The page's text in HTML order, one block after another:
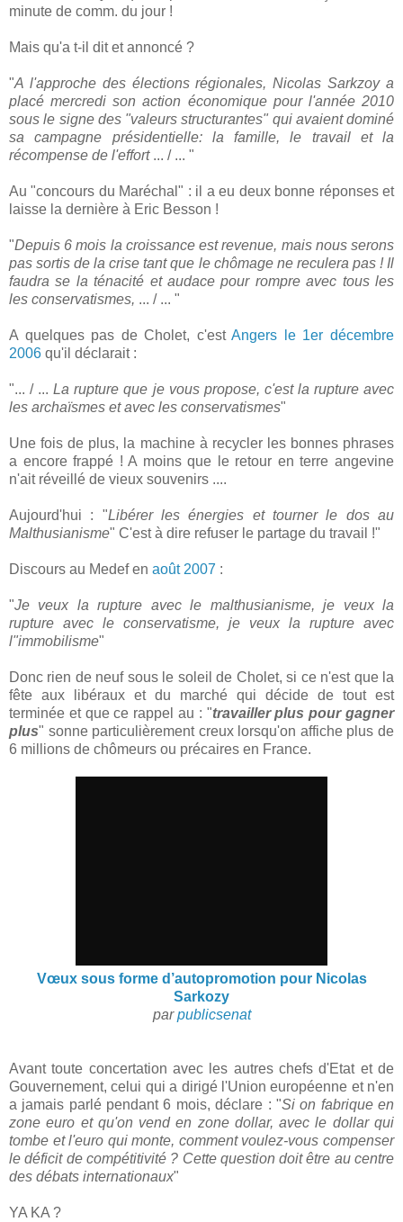
minute de comm. du jour !
Mais qu'a t-il dit et annoncé ?
"A l'approche des élections régionales, Nicolas Sarkzoy a
placé mercredi son action économique pour l'année 2010
sous le signe des "valeurs structurantes" qui avaient dominé
sa campagne présidentielle: la famille, le travail et la
récompense de l'effort... / ... "
Au "concours du Maréchal" : il a eu deux bonne réponses et
laisse la dernière à Eric Besson !
"Depuis 6 mois la croissance est revenue, mais nous serons
pas sortis de la crise tant que le chômage ne reculera pas ! Il
faudra se la ténacité et audace pour rompre avec tous les
les conservatismes, ... / ... "
A quelques pas de Cholet, c'estAngers le 1er décembre
2006 qu'il déclarait :
"... / ...La rupture que je vous propose, c'est la rupture avec
les archaïsmes et avec les conservatismes"
Une fois de plus, la machine à recycler les bonnes phrases
a encore frappé ! A moins que le retour en terre angevine
n'ait réveillé de vieux souvenirs ....
Aujourd'hui : "Libérer les énergies et tourner le dos au
Malthusianisme" C'est à dire refuser le partage du travail !"
Discours au Medef en août 2007 :
"Je veux la rupture avec le malthusianisme, je veux la
rupture avec le conservatisme, je veux la rupture avec
l"immobilisme"
Donc rien de neuf sous le soleil de Cholet, si ce n'est que la
fête aux libéraux et du marché qui décide de tout est
terminée et que ce rappel au : "travailler plus pour gagner
plus" sonne particulièrement creux lorsqu'on affiche plus de
6 millions de chômeurs ou précaires en France.
Vœux sous forme d’autopromotion pour Nicolas
Sarkozy
parpublicsenat
Avant toute concertation avec les autres chefs d'Etat et de
Gouvernement, celui qui a dirigé l'Union européenne et n'en
a jamais parlé pendant 6 mois, déclare : "Si on fabrique en
zone euro et qu'on vend en zone dollar, avec le dollar qui
tombe et l'euro qui monte, comment voulez-vous compenser
le déficit de compétitivité ? Cette question doit être au centre
des débats internationaux"
YA KA ?